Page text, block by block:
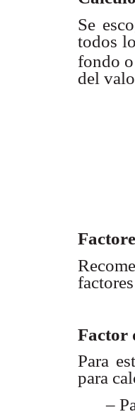
Se
todos
fondo
del
Factor
Para
para
–